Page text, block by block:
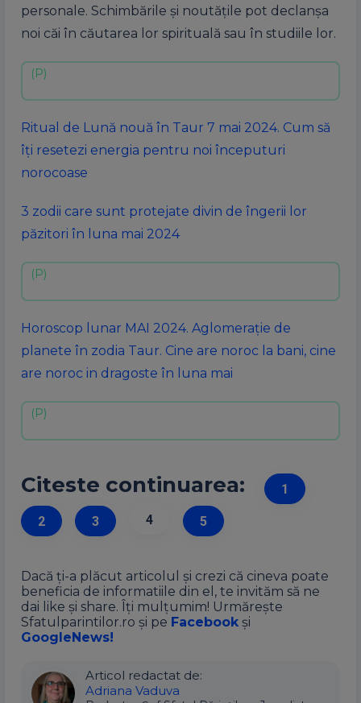
personale. Schimbările și noutățile pot declanșa
noi căi în căutarea lor spirituală sau în studiile lor.
Ritual de Lună nouă în Taur 7 mai 2024. Cum să
îți resetezi energia pentru noi începuturi
norocoase
3 zodii care sunt protejate divin de îngerii lor
păzitori în luna mai 2024
Horoscop lunar MAI 2024. Aglomerație de
planete în zodia Taur. Cine are noroc la bani, cine
are noroc in dragoste în luna mai
Citeste continuarea: 1
2 3 4 5
Dacă ți-a plăcut articolul și crezi că cineva poate
beneficia de informatiile din el, te invităm să ne
dai like și share. Îți mulțumim! Urmărește
Sfatulparintilor.ro și pe Facebook și
GoogleNews!
Articol redactat de:
Adriana Vaduva